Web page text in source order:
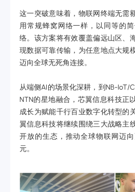
这一突破意味着，物联网终端无需
用常规蜂窝网络一样，以同等的
络。该方案将有效覆盖偏远山区、
现数据可靠传输，为任意地点大规
迈向全球无死角连接。
从端侧AI的场景化深耕，到NB-IoT/
NTN的星地融合，芯翼信息科技正
成长为赋能千行百业数字化转型的
翼信息科技将继续围绕三大战略主
开放的生态，推动全球物联网迈
元。